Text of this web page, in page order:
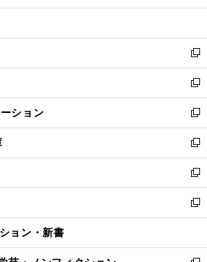
開
ウ
開
く
ン
ウ
で
開
く
ウ
ン
ド
ウ
で
開
く
新
し
い
ウ
ィ
ン
ド
ウ
で
開
く
新
し
い
ウ
ィ
ン
ド
ウ
で
開
ション
新
し
い
ウ
ィ
ン
ド
ウ
開
新
し
い
ウ
ィ
ン
ウ
新
し
い
ウ
ン
新
し
ウ
ョン・新書